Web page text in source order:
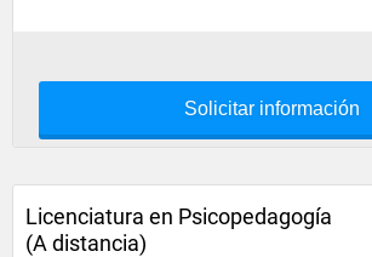
Solicitar información
Licenciatura en Psicopedagogía
(A distancia)